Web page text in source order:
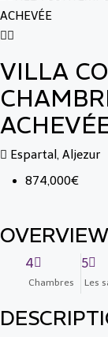
VILLA
Espartal, Aljezur
874,000€
OVERVIEW
4
Chambres
5
Les